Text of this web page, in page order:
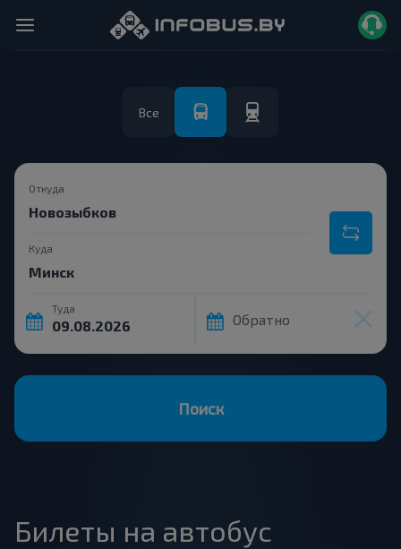
Все
Откуда
Куда
Туда
Обратно
Поиск
Билеты на автобус